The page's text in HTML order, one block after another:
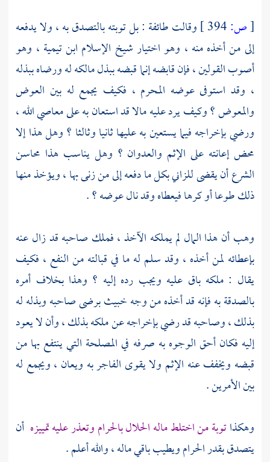
[ص:
وقالت طائفة : بل توبته بالتصدق به ، ولا يدفعه
إلى من أخذه منه ، وهو اختيار شيخ الإسلام ابن تيمية ، وهو
أصوب القولين ، فإن قابضه إنما قبضه ببذل مالكه له ورضاه ببذله
، وقد استوفى عوضه المحرم ، فكيف يجمع له بين العوض
والمعوض ؟ وكيف يرد عليه مالا قد استعان به على معاصي الله ،
ورضي بإخراجه فيما يستعين به عليها ثانيا وثالثا ؟ وهل هذا إلا
محض إعانته على الإثم والعدوان ؟ وهل يناسب هذا محاسن
الشرع أن يقضى للزاني بكل ما دفعه إلى من زنى بها ، ويؤخذ منها
ذلك طوعا أو كرها فيعطاه وقد نال عوضه ؟ .
وهب أن هذا المال لم يملكه الآخذ ، فملك صاحبه قد زال عنه
بإعطائه لمن أخذه ، وقد سلم له ما في قبالته من النفع ، فكيف
يقال : ملكه باق عليه ويجب رده إليه ؟ وهذا بخلاف أمره
بالصدقة به فإنه قد أخذه من وجه خبيث برضى صاحبه وبذله له
بذلك ، وصاحبه قد رضي بإخراجه عن ملكه بذلك ، وأن لا يعود
إليه فكان أحق الوجوه به صرفه في المصلحة التي ينتفع بها من
قبضه ويخفف عنه الإثم ولا يقوى الفاجر به ويعان ، ويجمع له
بين الأمرين .
وهكذاتوبة من اختلط ماله الحلال بالحرام وتعذر عليه تمييزه أن
يتصدق بقدر الحرام ويطيب باقي ماله ، والله أعلم .